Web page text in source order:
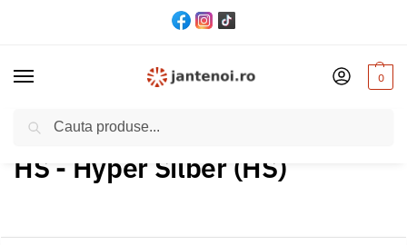
0
Acasă Produs Culoare / HS - Hyper Silber (HS)
HS - Hyper Silber (HS)